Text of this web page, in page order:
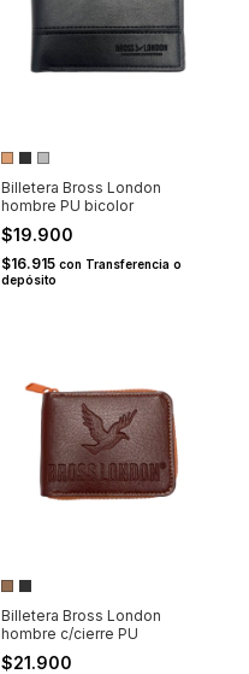
Billetera Bross London
hombre PU bicolor
$19.900
$16.915 con Transferencia o
depósito
Billetera Bross London
hombre c/cierre PU
$21.900